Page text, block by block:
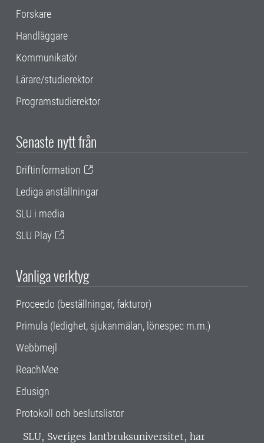
Forskare
Handläggare
Kommunikatör
Lärare/studierektor
Programstudierektor
Senaste nytt från
Driftinformation
Lediga anställningar
SLU i media
SLU Play
Vanliga verktyg
Proceedo (beställningar, fakturor)
Primula (ledighet, sjukanmälan, lönespec m.m.)
Webbmejl
ReachMee
Edusign
Protokoll och beslutslistor
SLU, Sveriges lantbruksuniversitet, har